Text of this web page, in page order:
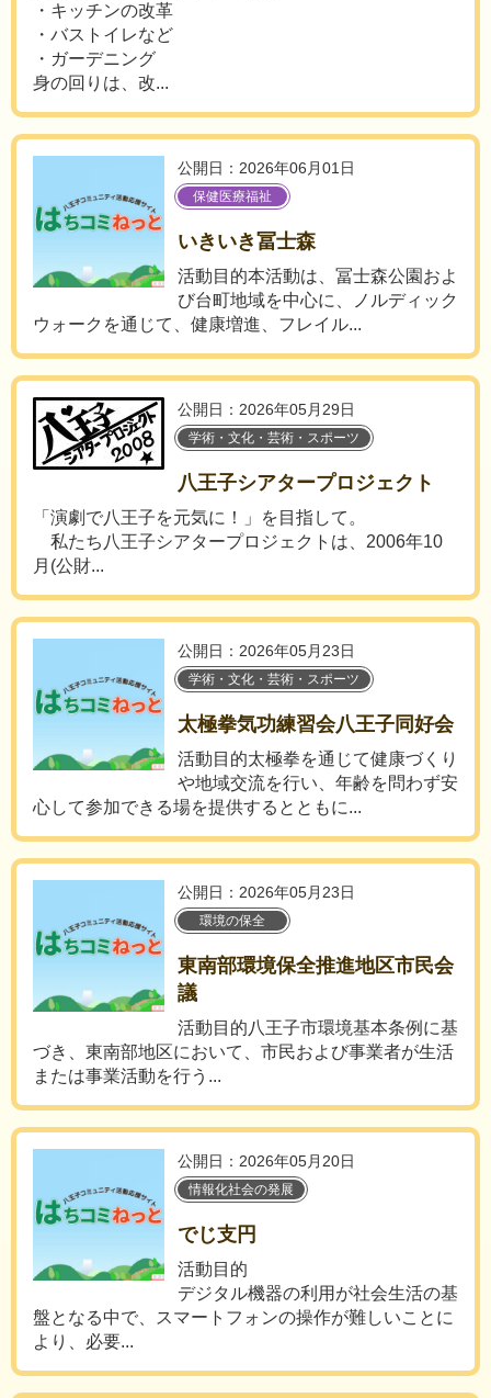
・キッチンの改革
・バストイレなど
・ガーデニング
身の回りは、改...
公開日：2026年06月01日
保健医療福祉
いきいき冨士森
活動目的本活動は、冨士森公園およ
び台町地域を中心に、ノルディック
ウォークを通じて、健康増進、フレイル...
公開日：2026年05月29日
学術・文化・芸術・スポーツ
八王子シアタープロジェクト
「演劇で八王子を元気に！」を目指して。
私たち八王子シアタープロジェクトは、2006年10
月(公財...
公開日：2026年05月23日
学術・文化・芸術・スポーツ
太極拳気功練習会八王子同好会
活動目的太極拳を通じて健康づくり
や地域交流を行い、年齢を問わず安
心して参加できる場を提供するとともに...
公開日：2026年05月23日
環境の保全
東南部環境保全推進地区市民会
議
活動目的八王子市環境基本条例に基
づき、東南部地区において、市民および事業者が生活
または事業活動を行う...
公開日：2026年05月20日
情報化社会の発展
でじ支円
活動目的
デジタル機器の利用が社会生活の基
盤となる中で、スマートフォンの操作が難しいことに
より、必要...